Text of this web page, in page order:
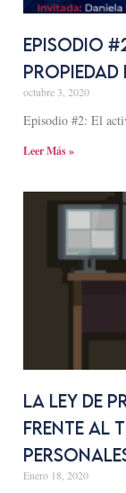
Episodio
octubre 3, 2020
Episodio #2: El
Leer Más »
La Ley de
Frente al
Enero 18, 2020